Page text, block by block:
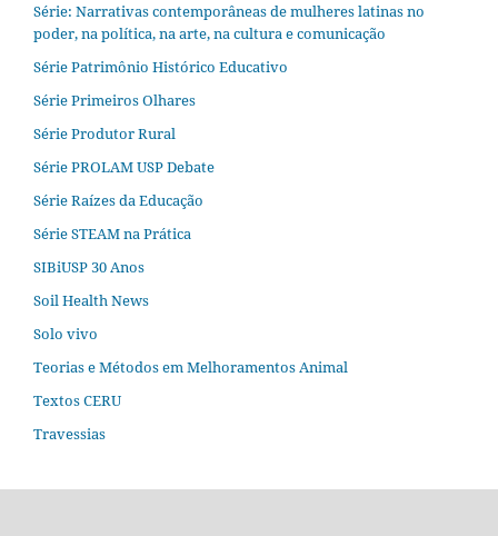
Série: Narrativas contemporâneas de mulheres latinas no
poder, na política, na arte, na cultura e comunicação
Série Patrimônio Histórico Educativo
Série Primeiros Olhares
Série Produtor Rural
Série PROLAM USP Debate
Série Raízes da Educação
Série STEAM na Prática
SIBiUSP 30 Anos
Soil Health News
Solo vivo
Teorias e Métodos em Melhoramentos Animal
Textos CERU
Travessias